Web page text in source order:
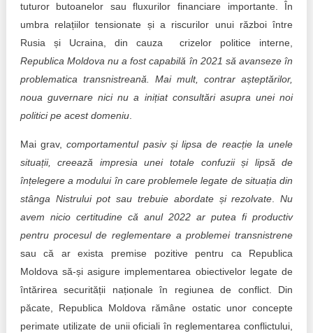
tuturor butoanelor sau fluxurilor financiare importante. În
umbra relațiilor tensionate și a riscurilor unui război între
Rusia și Ucraina, din cauza crizelor politice interne,
Republica Moldova nu a fost capabilă în 2021 să avanseze în
problematica transnistreană. Mai mult, contrar așteptărilor,
noua guvernare nici nu a inițiat consultări asupra unei noi
politici pe acest domeniu.
Mai grav,comportamentul pasiv și lipsa de reacție la unele
situații, creează impresia unei totale confuzii și lipsă de
înțelegere a modului în care problemele legate de situația din
stânga Nistrului pot sau trebuie abordate și rezolvate .Nu
avem nicio certitudine că anul 2022 ar putea fi productiv
pentru procesul de reglementare a problemei transnistrene
sau că ar exista premise pozitive pentru ca Republica
Moldova să-și asigure implementarea obiectivelor legate de
întărirea securității naționale în regiunea de conflict. Din
păcate, Republica Moldova rămâne ostatic unor concepte
perimate utilizate de unii oficiali în reglementarea conflictului,